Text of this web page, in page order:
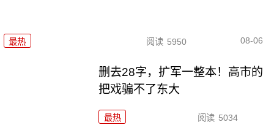
最热 阅读 5950 08-06
删去28字，扩军一整本！高市的
把戏骗不了东大
最热 阅读 5034